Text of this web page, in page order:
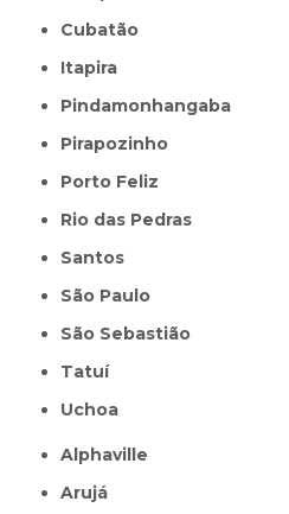
Cubatão
Itapira
Pindamonhangaba
Pirapozinho
Porto Feliz
Rio das Pedras
Santos
São Paulo
São Sebastião
Tatuí
Uchoa
Alphaville
Arujá